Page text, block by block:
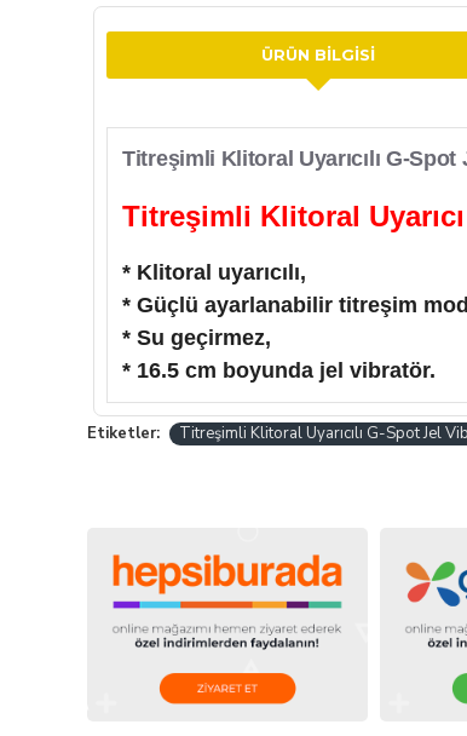
ÜRÜN BILGISI
Titreşimli Klitoral Uyarıcılı G-
Titreşimli Klitoral
* Klitoral uyarıcılı,
* Güçlü ayarlanabilir titreşim
* Su geçirmez,
* 16.5 cm boyunda jel vibratör.
Etiketler: Titreşimli Klitoral Uyarıcılı G-Spot Jel